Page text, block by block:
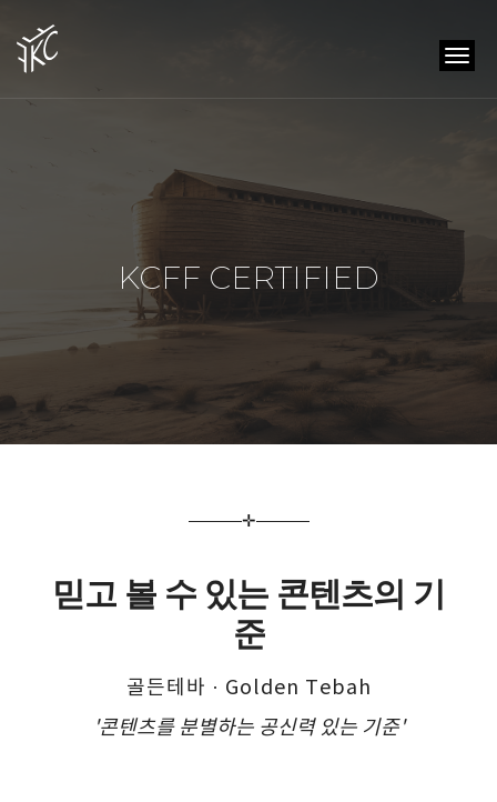
KCFF CERTIFIED
✛
믿고 볼 수 있는 콘텐츠의 기
준
골든테바 · Golden Tebah
'콘텐츠를 분별하는 공신력 있는 기준'